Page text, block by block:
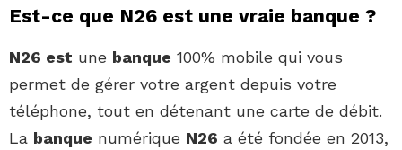
Est-ce que N26 est une vraie banque ?
N26 est une banque 100% mobile qui vous
permet de gérer votre argent depuis votre
téléphone, tout en détenant une carte de débit.
La banque numérique N26 a été fondée en 2013,